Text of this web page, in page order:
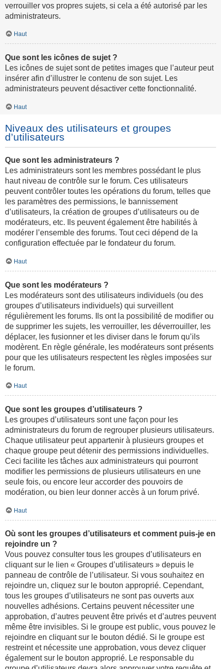
verrouiller vos propres sujets, si cela a été autorisé par les
administrateurs.
Haut
Que sont les icônes de sujet ?
Les icônes de sujet sont de petites images que l’auteur peut
insérer afin d’illustrer le contenu de son sujet. Les
administrateurs peuvent désactiver cette fonctionnalité.
Haut
Niveaux des utilisateurs et groupes
d’utilisateurs
Que sont les administrateurs ?
Les administrateurs sont les membres possédant le plus
haut niveau de contrôle sur le forum. Ces utilisateurs
peuvent contrôler toutes les opérations du forum, telles que
les paramètres des permissions, le bannissement
d’utilisateurs, la création de groupes d’utilisateurs ou de
modérateurs, etc. Ils peuvent également être habilités à
modérer l’ensemble des forums. Tout ceci dépend de la
configuration effectuée par le fondateur du forum.
Haut
Que sont les modérateurs ?
Les modérateurs sont des utilisateurs individuels (ou des
groupes d’utilisateurs individuels) qui surveillent
régulièrement les forums. Ils ont la possibilité de modifier ou
de supprimer les sujets, les verrouiller, les déverrouiller, les
déplacer, les fusionner et les diviser dans le forum qu’ils
modèrent. En règle générale, les modérateurs sont présents
pour que les utilisateurs respectent les règles imposées sur
le forum.
Haut
Que sont les groupes d’utilisateurs ?
Les groupes d’utilisateurs sont une façon pour les
administrateurs du forum de regrouper plusieurs utilisateurs.
Chaque utilisateur peut appartenir à plusieurs groupes et
chaque groupe peut détenir des permissions individuelles.
Ceci facilite les tâches aux administrateurs qui pourront
modifier les permissions de plusieurs utilisateurs en une
seule fois, ou encore leur accorder des pouvoirs de
modération, ou bien leur donner accès à un forum privé.
Haut
Où sont les groupes d’utilisateurs et comment puis-je en
rejoindre un ?
Vous pouvez consulter tous les groupes d’utilisateurs en
cliquant sur le lien « Groupes d’utilisateurs » depuis le
panneau de contrôle de l’utilisateur. Si vous souhaitez en
rejoindre un, cliquez sur le bouton approprié. Cependant,
tous les groupes d’utilisateurs ne sont pas ouverts aux
nouvelles adhésions. Certains peuvent nécessiter une
approbation, d’autres peuvent être privés et d’autres peuvent
même être invisibles. Si le groupe est public, vous pouvez le
rejoindre en cliquant sur le bouton dédié. Si le groupe est
restreint et nécessite une approbation, vous devez cliquer
également sur le bouton approprié. Le responsable du